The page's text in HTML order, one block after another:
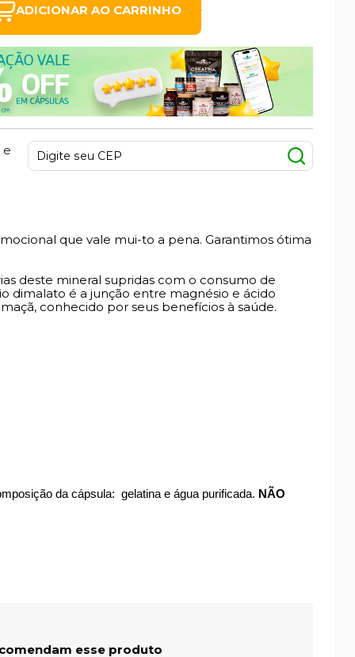
ADICIONAR AO CARRINHO
e
que vale mui-to a pena. Garantimos ótima
deste mineral supridas com o consumo de
dimalato é a junção entre magnésio e ácido
conhecido por seus benefícios à saúde.
da cápsula: gelatina e água purificada. NÃO
esse produto